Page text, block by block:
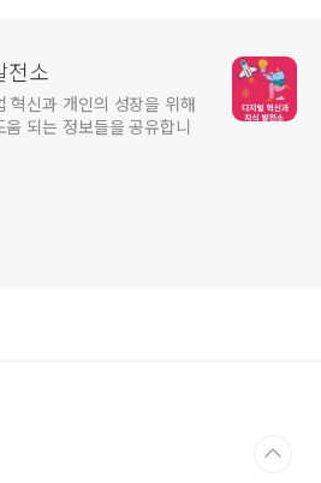
전소
혁신과 개인의 성장을 위해
되는 정보들을 공유합니